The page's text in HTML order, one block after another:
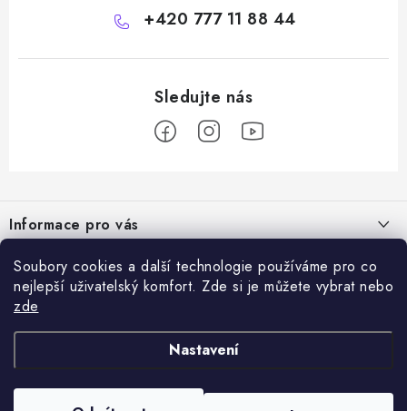
Soubory cookies a další technologie používáme pro co
nejlepší uživatelský komfort. Zde si je můžete vybrat nebo
zde
Nastavení
+420 777 11 88 44
pInformace pro vás
Doprava a platba
Hodnocení obchodu
Dárky k nákupu
Výměna / vrácení zboží
Reklamace zboží
Vše o nákupu
Kontakty
Rady a tipy
Certifikáty kvality
Přijímáme online platby
Ověřený e-shop